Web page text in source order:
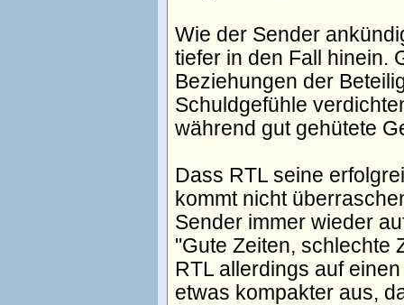
Wie der Sender
tiefer in den Fall hinein.
Beziehungen der
Schuldgefühle
während gut gehütete
Dass RTL seine
kommt nicht
Sender immer wieder
"Gute Zeiten, schlechte
RTL allerdings auf
etwas kompakter aus,